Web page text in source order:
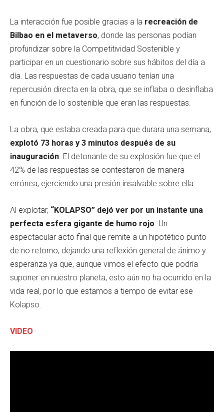
La interacción fue posible gracias a la recreación de
Bilbao en el metaverso, donde las personas podían
profundizar sobre la Competitividad Sostenible y
participar en un cuestionario sobre sus hábitos del día a
día. Las respuestas de cada usuario tenían una
repercusión directa en la obra, que se inflaba o desinflaba
en función de lo sostenible que eran las respuestas.
La obra, que estaba creada para que durara una semana,
explotó 73 horas y 3 minutos después de su
inauguración . El detonante de su explosión fue que el
42% de las respuestas se contestaron de manera
errónea, ejerciendo una presión insalvable sobre ella.
Al explotar, “KOLAPSO” dejó ver por un instante una
perfecta esfera gigante de humo rojo . Un
espectacular acto final que remite a un hipotético punto
de no retorno, dejando una reflexión general de ánimo y
esperanza ya que, aunque vimos el efecto que podría
suponer en nuestro planeta, esto aún no ha ocurrido en la
vida real, por lo que estamos a tiempo de evitar ese
Kolapso.
VIDEO